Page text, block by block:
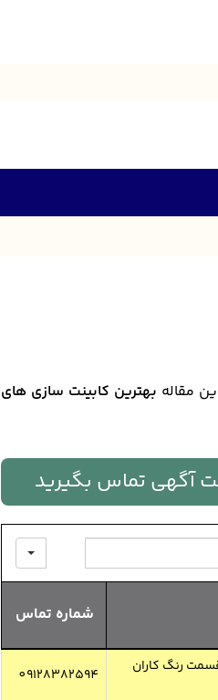
مقاله بهترین کابینت سازی های
آگهی تماس بگیرید
شماره تماس
رنگ کاران
09128382594